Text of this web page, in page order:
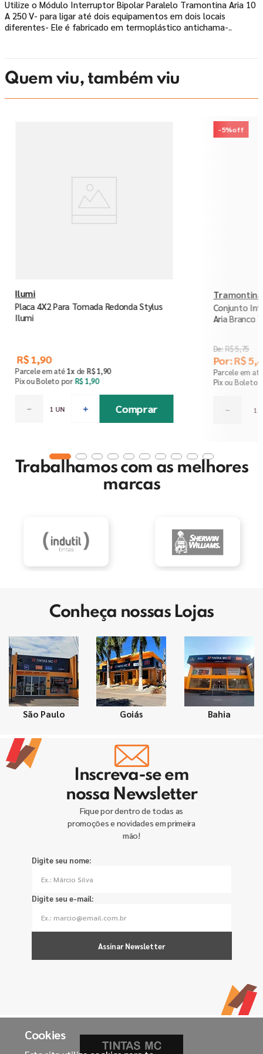
Cookies
Utilize o Módulo Interruptor Bipolar Paralelo Tramontina Aria 10
A 250 V- para ligar até dois equipamentos em dois locais
diferentes- Ele é fabricado em termoplástico antichama-..
Quem viu, também viu
Ilumi
Placa 4X2 Para Tomada Redonda Stylus
Ilumi
R$1,90
Parcele em até1x de R$1,90
Pix ou Boleto porR$ 1,90
＋
－ Comprar
-5%off
Tramontina
Conjunto
Aria Branco
R$5,75
Por:R$5,
Parcele em
Pix ou Boleto
－
Trabalhamos com as melhores
marcas
Conheça nossas Lojas
São Paulo Goiás Bahia
Inscreva-se em
nossa Newsletter
Fique por dentro de todas as
promoções e novidades em primeira
mão!
Digite seu nome:
Digite seu e-mail:
Assinar Newsletter